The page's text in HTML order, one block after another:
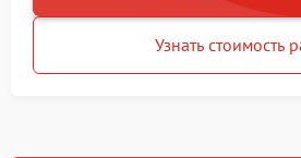
Узнать стоимость